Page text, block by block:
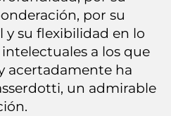
por su
y su flexibilidad en lo
a los que
acertadamente ha
un admirable